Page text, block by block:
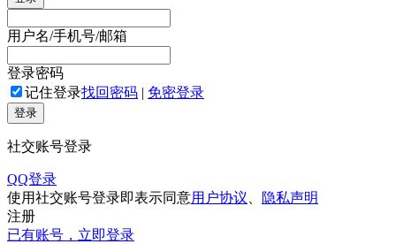
用户名/手机号/邮箱
登录密码
记住登录找回密码 | 免密登录
登录
社交账号登录
QQ登录
使用社交账号登录即表示同意用户协议
隐私声明
注册
已有账号，立即登录